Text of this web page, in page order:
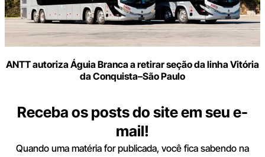
ANTT autoriza Águia Branca a retirar seção da linha Vitória
da Conquista–São Paulo
Receba os posts do site em seu e-
mail!
Quando uma matéria for publicada, você fica sabendo na